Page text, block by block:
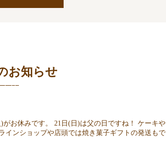
お知らせ
お休みです。 21日(日)は父の日ですね！ ケーキや
インショップや店頭では焼き菓子ギフトの発送もで